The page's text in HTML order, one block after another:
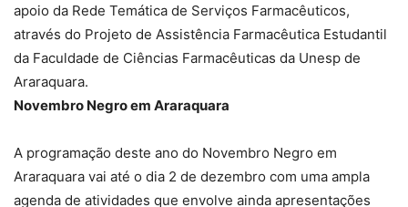
apoio da Rede Temática de Serviços Farmacêuticos,
através do Projeto de Assistência Farmacêutica Estudantil
da Faculdade de Ciências Farmacêuticas da Unesp de
Araraquara.
Novembro Negro em Araraquara
A programação deste ano do Novembro Negro em
Araraquara vai até o dia 2 de dezembro com uma ampla
agenda de atividades que envolve ainda apresentações